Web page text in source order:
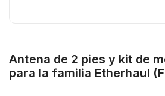
Antena de 2 pies y kit de
para la familia Etherhaul